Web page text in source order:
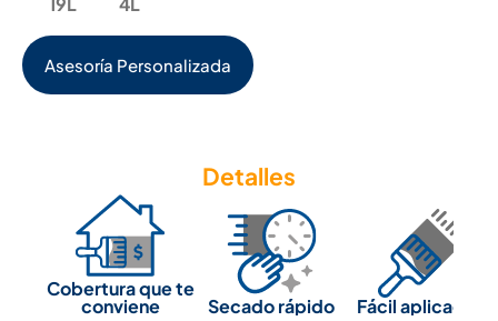
Asesoría Personalizada
Detalles
Cobertura que te
conviene Secado rápido Fácil aplicación